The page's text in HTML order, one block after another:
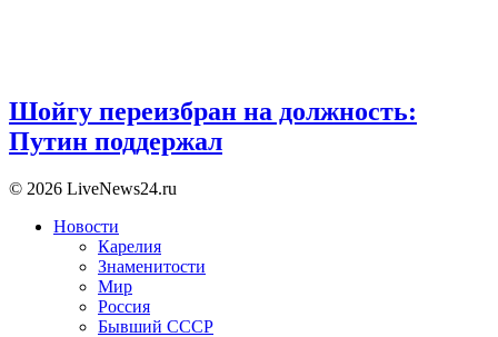
Шойгу переизбран на должность:
Путин поддержал
© 2026 LiveNews24.ru
Новости
Карелия
Знаменитости
Мир
Россия
Бывший СССР